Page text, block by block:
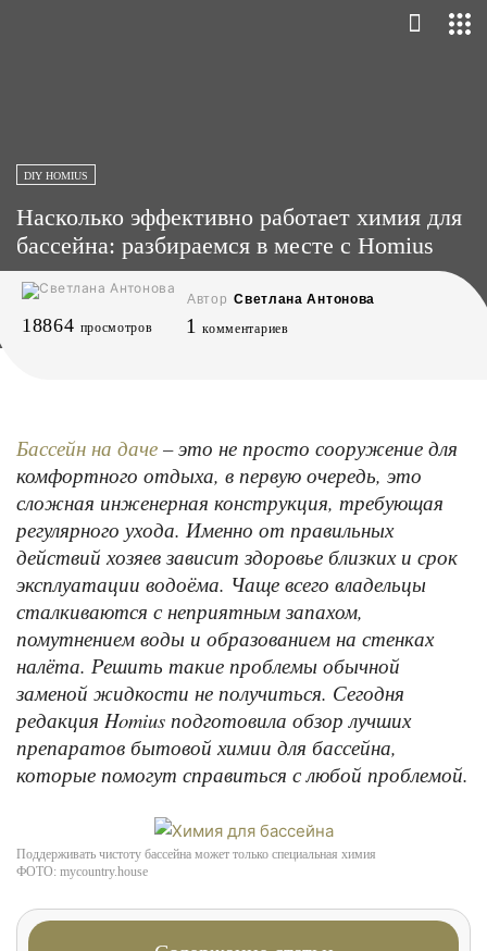
DIY HOMIUS
Насколько эффективно работает химия для
бассейна: разбираемся в месте с Homius
Автор Светлана Антонова
18864 просмотров 1 комментариев
Бассейн на даче – это не просто сооружение для
комфортного отдыха, в первую очередь, это
сложная инженерная конструкция, требующая
регулярного ухода. Именно от правильных
действий хозяев зависит здоровье близких и срок
эксплуатации водоёма. Чаще всего владельцы
сталкиваются с неприятным запахом,
помутнением воды и образованием на стенках
налёта. Решить такие проблемы обычной
заменой жидкости не получиться. Сегодня
редакция Homius подготовила обзор лучших
препаратов бытовой химии для бассейна,
которые помогут справиться с любой проблемой.
Поддерживать чистоту бассейна может только специальная химия
ФОТО: mycountry.house